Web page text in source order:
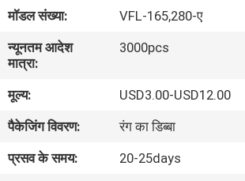
कारखाना
भ्रमण
गुणवत्ता
नियंत्रण
मॉडल संख्या:
VFL-165,280-ए
न्यूनतम आदेश
मात्रा:
3000pcs
मूल्य:
USD3.00-USD12.00
पैकेजिंग विवरण:
रंग का डिब्बा
प्रसव के समय:
20-25days